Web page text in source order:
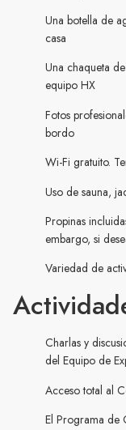
Una botella de
casa
Una chaqueta
equipo HX
Fotos
bordo
Wi-Fi gratuito.
Uso de sauna,
Propinas
embargo, si
Variedad de
Charlas y
del Equipo de
Acceso total al
El Programa de